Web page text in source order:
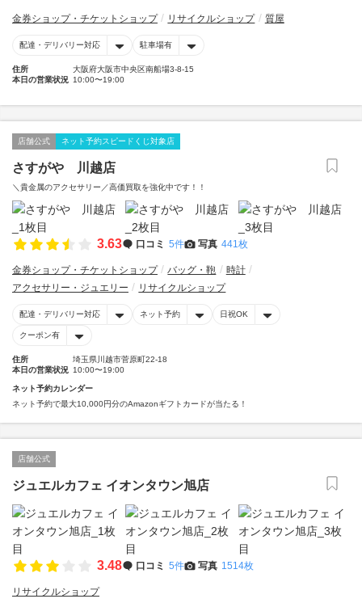
金券ショップ・チケットショップ リサイクルショップ 質屋
配達・デリバリー対応 駐車場有
住所
大阪府大阪市中央区南船場3-8-15
本日の営業状況 10:00〜19:00
店舗公式 ネット予約スピードくじ対象店
さすがや 川越店
＼貴金属のアクセサリー／高価買取を強化中です！！
3.63 口コミ 5件 写真 441枚
金券ショップ・チケットショップ バッグ・鞄
時計
アクセサリー・ジュエリー
リサイクルショップ
配達・デリバリー対応 ネット予約 日祝OK
クーポン有
住所
埼玉県川越市菅原町22-18
本日の営業状況 10:00〜19:00
ネット予約カレンダー
ネット予約で最大10,000円分のAmazonギフトカードが当たる！
店舗公式
ジュエルカフェ イオンタウン旭店
3.48 口コミ 5件 写真 1514枚
リサイクルショップ